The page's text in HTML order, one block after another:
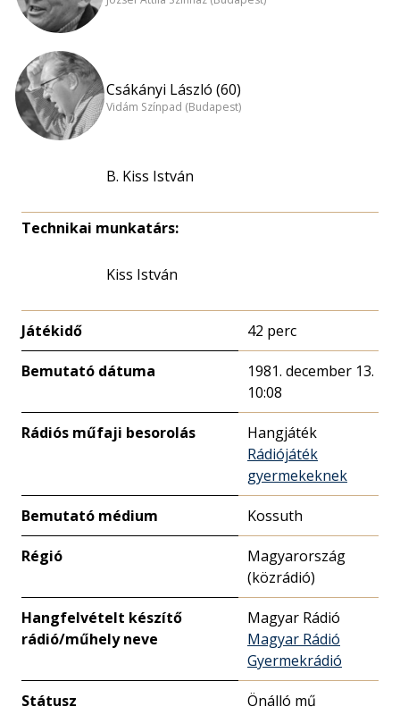
Csákányi László (60)
Vidám Színpad (Budapest)
B. Kiss István
Technikai munkatárs:
Kiss István
Játékidő 42 perc
Bemutató dátuma
1981. december 13.
10:08
Rádiós műfaji besorolás
Hangjáték
Rádiójáték
gyermekeknek
Bemutató médium Kossuth
Régió
Magyarország
(közrádió)
Hangfelvételt készítő
rádió/műhely neve
Magyar Rádió
Magyar Rádió
Gyermekrádió
Státusz Önálló mű